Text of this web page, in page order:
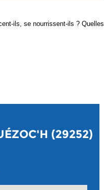
ils, se nourrissent-ils ? Quelles
(29252)